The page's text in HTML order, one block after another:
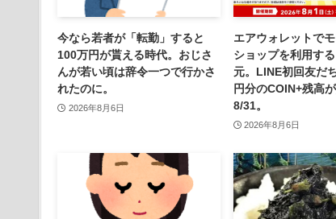
今なら若者が「転勤」すると
100万円が貰える時代。おじさ
んが若い頃は辞令一つで行かさ
れたのに。
2026年8月6日
エアウォレットで
ショップを利用す
元。LINE初回友だ
円分のCOIN+残高
8/31。
2026年8月6日